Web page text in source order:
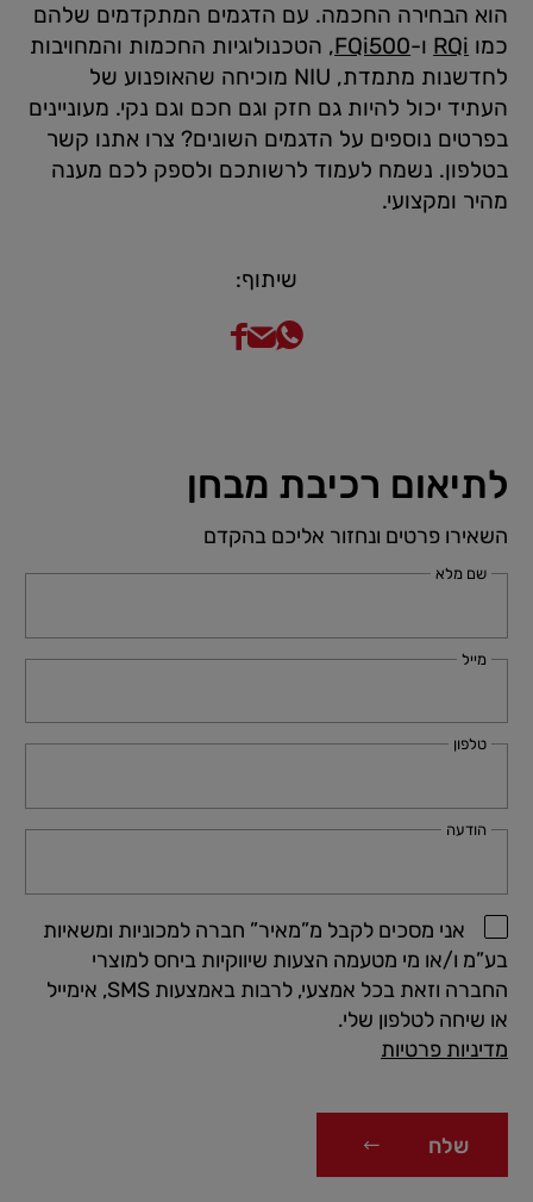
הוא הבחירה החכמה. עם הדגמים המתקדמים שלהם
כמו RQi ו-FQi500, הטכנולוגיות החכמות והמחויבות
לחדשנות מתמדת, NIU מוכיחה שהאופנוע של
העתיד יכול להיות גם חזק וגם חכם וגם נקי. מעוניינים
בפרטים נוספים על הדגמים השונים? צרו אתנו קשר
בטלפון. נשמח לעמוד לרשותכם ולספק לכם מענה
מהיר ומקצועי.
שיתוף:
לתיאום רכיבת מבחן
השאירו פרטים ונחזור אליכם בהקדם
שם מלא
מייל
טלפון
הודעה
אני מסכים לקבל מ”מאיר” חברה למכוניות ומשאיות
בע”מ ו/או מי מטעמה הצעות שיווקיות ביחס למוצרי
החברה וזאת בכל אמצעי, לרבות באמצעות SMS, אימייל
או שיחה לטלפון שלי.
מדיניות פרטיות
שלח